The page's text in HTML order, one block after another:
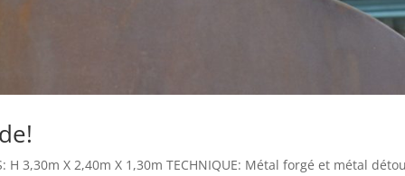
H 3,30m X 2,40m X 1,30m TECHNIQUE: Métal forgé et métal